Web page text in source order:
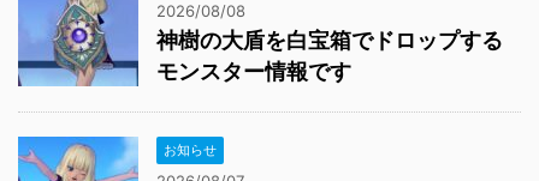
2026/08/08
神樹の大盾を白宝箱でドロップする
モンスター情報です
お知らせ